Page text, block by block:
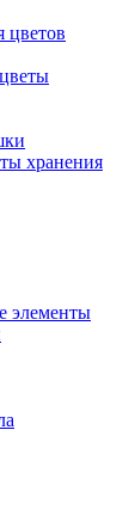
цветов
хранения
элементы